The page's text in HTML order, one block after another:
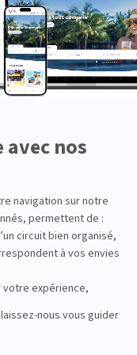
hôtels choisis
avec soin